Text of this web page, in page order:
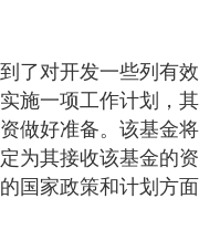
了对开发一些列有效
施一项工作计划，其
做好准备。该基金将
为其接收该基金的资
国家政策和计划方面